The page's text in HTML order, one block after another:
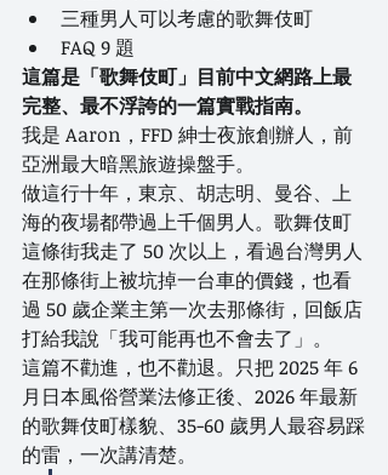
三種男人可以考慮的歌舞伎町
FAQ 9 題
這篇是「歌舞伎町」目前中文網路上最
完整、最不浮誇的一篇實戰指南。
我是 Aaron，FFD 紳士夜旅創辦人，前
亞洲最大暗黑旅遊操盤手。
做這行十年，東京、胡志明、曼谷、上
海的夜場都帶過上千個男人。歌舞伎町
這條街我走了 50 次以上，看過台灣男人
在那條街上被坑掉一台車的價錢，也看
過 50 歲企業主第一次去那條街，回飯店
打給我說「我可能再也不會去了」。
這篇不勸進，也不勸退。只把 2025 年 6
月日本風俗營業法修正後、2026 年最新
的歌舞伎町樣貌、35-60 歲男人最容易踩
的雷，一次講清楚。